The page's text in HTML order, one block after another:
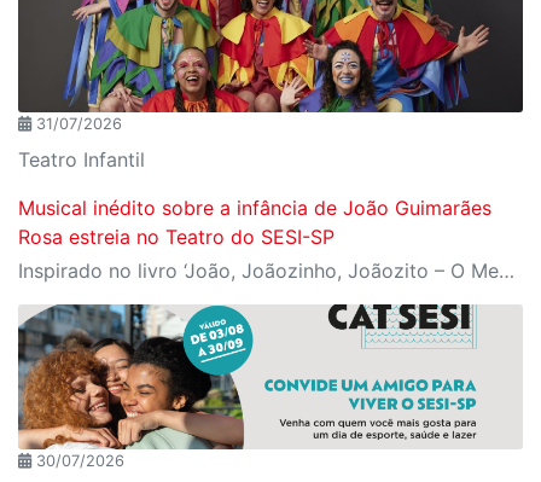
31/07/2026
Teatro Infantil
Musical inédito sobre a infância de João Guimarães
Rosa estreia no Teatro do SESI-SP
Inspirado no livro ‘João, Joãozinho, Joãozito – O Menino Encantado’, de Claudio Fragata, com direção e dramaturgia de Márcio Araújo, espetáculo acompanha os primeiros anos de vida do escritor mineiro e transforma sua infância em uma celebração da imaginação, da leitura e da cultura popular brasileira
30/07/2026